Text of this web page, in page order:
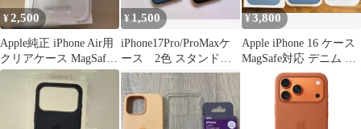
¥2,500
Apple純正 iPhone Air用
クリアケース MagSafe
対応
¥1,500
iPhone17Pro/ProMaxケ
ース 2色 スタンド機
能 マット 耐衝撃
¥3,800
Apple iPhone 16 ケース
MagSafe対応 デニム 純